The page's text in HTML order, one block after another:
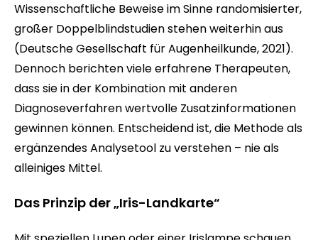
Wissenschaftliche Beweise im Sinne randomisierter,
großer Doppelblindstudien stehen weiterhin aus
(Deutsche Gesellschaft für Augenheilkunde, 2021).
Dennoch berichten viele erfahrene Therapeuten,
dass sie in der Kombination mit anderen
Diagnoseverfahren wertvolle Zusatzinformationen
gewinnen können. Entscheidend ist, die Methode als
ergänzendes Analysetool zu verstehen – nie als
alleiniges Mittel.
Das Prinzip der „Iris-Landkarte“